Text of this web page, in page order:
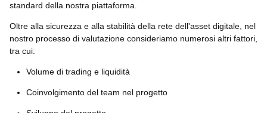
standard della nostra piattaforma.
Oltre alla sicurezza e alla stabilità della rete dell'asset digitale, nel
nostro processo di valutazione consideriamo numerosi altri fattori,
tra cui:
Volume di trading e liquidità
Coinvolgimento del team nel progetto